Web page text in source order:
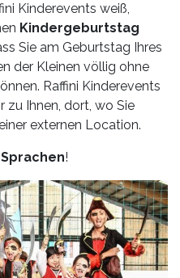
Kinderevents weiß,
Kindergeburtstag
Sie am Geburtstag Ihres
der Kleinen völlig ohne
Raffini Kinderevents
Ihnen, dort, wo Sie
externen Location.
!